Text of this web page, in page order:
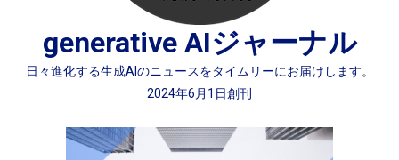
generative AIジャーナル
日々進化する生成AIのニュースをタイムリーにお届けします。
2024年6月1日創刊